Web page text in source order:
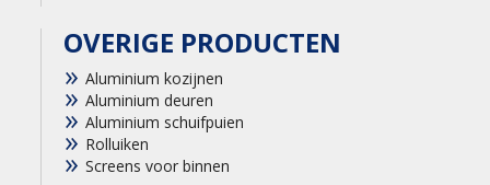
OVERIGE PRODUCTEN
Aluminium kozijnen
Aluminium deuren
Aluminium schuifpuien
Rolluiken
Screens voor binnen